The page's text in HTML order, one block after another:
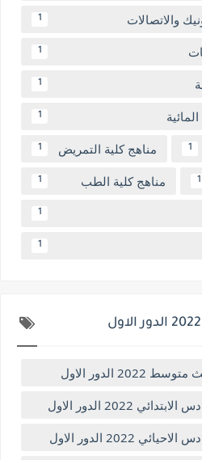
والاتصالات 1
1
1
1
1 مناهج كلية التمريض 1
1 مناهج كلية الطب 1
1
1
الدور الاول
2022 الدور الاول
الدور الاول